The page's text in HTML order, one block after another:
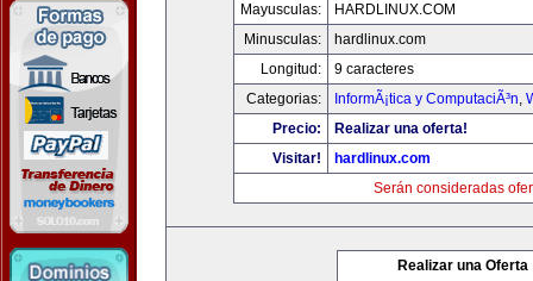
Mayusculas:
HARDLINUX.COM
Minusculas:
hardlinux.com
Longitud:
9 caracteres
Categorias:
InformÃ¡tica y ComputaciÃ³n,
Precio:
Realizar una oferta!
Visitar!
hardlinux.com
Serán consideradas
Realizar una Oferta